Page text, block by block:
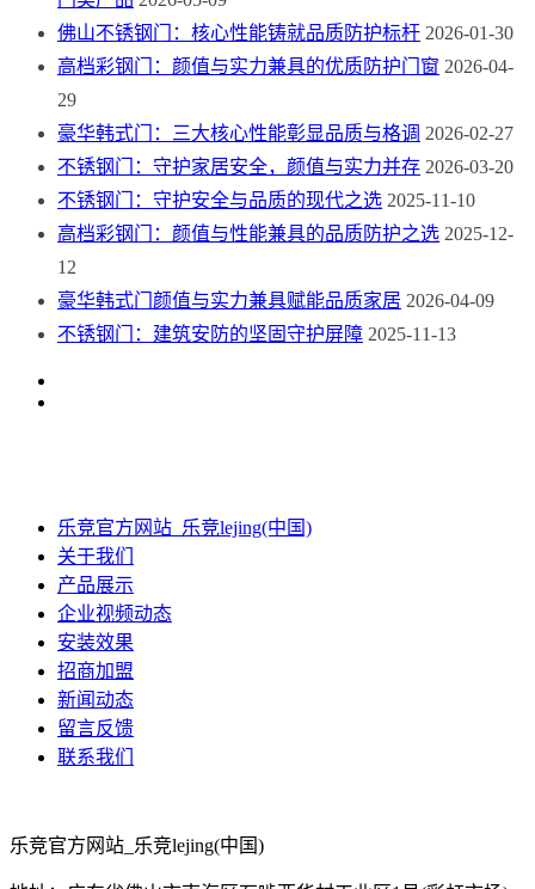
佛山不锈钢门：核心性能铸就品质防护标杆 2026-01-30
高档彩钢门：颜值与实力兼具的优质防护门窗 2026-04-
29
豪华韩式门：三大核心性能彰显品质与格调 2026-02-27
不锈钢门：守护家居安全，颜值与实力并存 2026-03-20
不锈钢门：守护安全与品质的现代之选 2025-11-10
高档彩钢门：颜值与性能兼具的品质防护之选 2025-12-
12
豪华韩式门颜值与实力兼具赋能品质家居 2026-04-09
不锈钢门：建筑安防的坚固守护屏障 2025-11-13
乐竞官方网站_乐竞lejing(中国)
关于我们
产品展示
企业视频动态
安装效果
招商加盟
新闻动态
留言反馈
联系我们
乐竞官方网站_乐竞lejing(中国)